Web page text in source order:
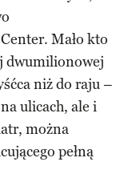
Mało kto
dwumilionowej
niż do raju –
ulicach, ale i
można
pełną